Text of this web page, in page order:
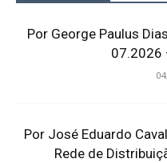
Por George Paulus
07.2026
Por José Eduardo
Rede de